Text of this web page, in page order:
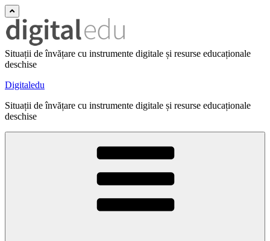
Situații de învățare cu instrumente digitale și resurse educaționale
deschise
Digitaledu
Situații de învățare cu instrumente digitale și resurse educaționale
deschise